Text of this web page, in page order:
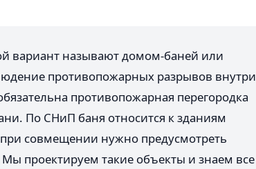
вариант называют домом-баней или
противопожарных разрывов внутри
противопожарная перегородка
По СНиП баня относится к зданиям
совмещении нужно предусмотреть
проектируем такие объекты и знаем все